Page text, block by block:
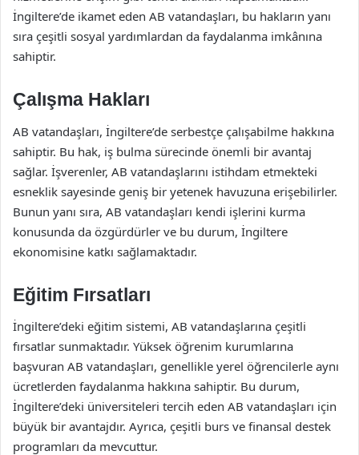
İngiltere’de ikamet eden AB vatandaşları, bu hakların yanı
sıra çeşitli sosyal yardımlardan da faydalanma imkânına
sahiptir.
Çalışma Hakları
AB vatandaşları, İngiltere’de serbestçe çalışabilme hakkına
sahiptir. Bu hak, iş bulma sürecinde önemli bir avantaj
sağlar. İşverenler, AB vatandaşlarını istihdam etmekteki
esneklik sayesinde geniş bir yetenek havuzuna erişebilirler.
Bunun yanı sıra, AB vatandaşları kendi işlerini kurma
konusunda da özgürdürler ve bu durum, İngiltere
ekonomisine katkı sağlamaktadır.
Eğitim Fırsatları
İngiltere’deki eğitim sistemi, AB vatandaşlarına çeşitli
fırsatlar sunmaktadır. Yüksek öğrenim kurumlarına
başvuran AB vatandaşları, genellikle yerel öğrencilerle aynı
ücretlerden faydalanma hakkına sahiptir. Bu durum,
İngiltere’deki üniversiteleri tercih eden AB vatandaşları için
büyük bir avantajdır. Ayrıca, çeşitli burs ve finansal destek
programları da mevcuttur.